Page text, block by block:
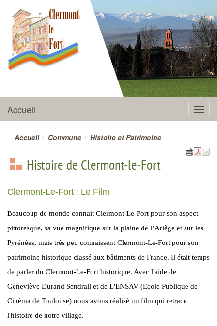
CLERMONT-LE-FORT
Menu
Accueil
Accueil Commune Histoire et Patrimoine
Histoire de Clermont-le-Fort
Clermont-Le-Fort : Le Film
Beaucoup de monde connait Clermont-Le-Fort pour son aspect
pittoresque, sa vue magnifique sur la plaine de l’Ariège et sur les
Pyrénées, mais très peu connaissent Clermont-Le-Fort pour son
patrimoine historique classé aux bâtiments de France. Il était temps
de parler du Clermont-Le-Fort historique. Avec l'aide de
Geneviève Durand Sendrail et de L'ENSAV (Ecole Publique de
Cinéma de Toulouse) nous avons réalisé un film qui retrace
l'histoire de notre village.